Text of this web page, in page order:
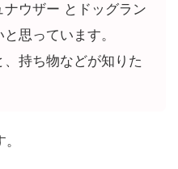
ナウザー とドッグラン
思っています。
持ち物などが知りた